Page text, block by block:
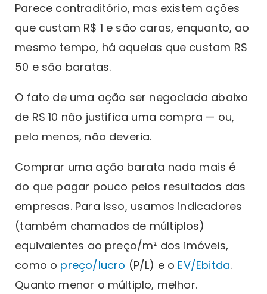
Parece contraditório, mas existem ações
que custam R$ 1 e são caras, enquanto, ao
mesmo tempo, há aquelas que custam R$
50 e são baratas.
O fato de uma ação ser negociada abaixo
de R$ 10 não justifica uma compra — ou,
pelo menos, não deveria.
Comprar uma ação barata nada mais é
do que pagar pouco pelos resultados das
empresas. Para isso, usamos indicadores
(também chamados de múltiplos)
equivalentes ao preço/m² dos imóveis,
como o preço/lucro (P/L) e o EV/Ebitda.
Quanto menor o múltiplo, melhor.